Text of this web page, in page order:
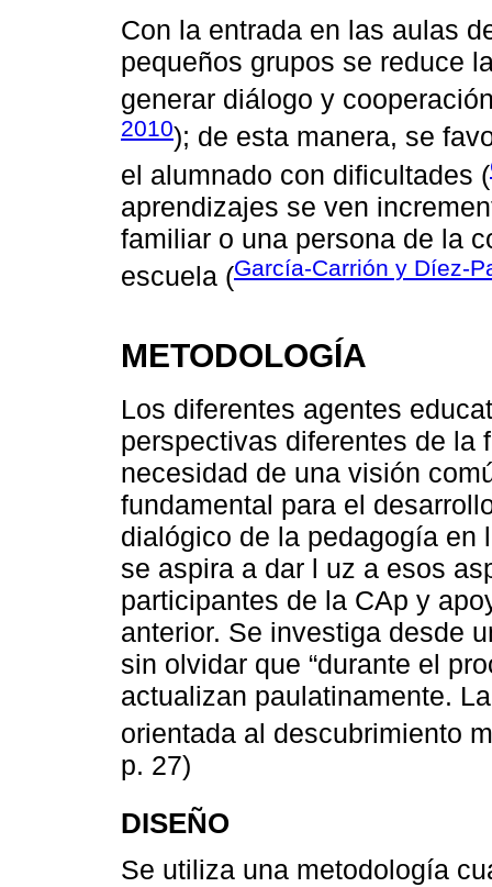
Con la entrada en las aulas
pequeños grupos se reduce
generar diálogo y
2010); de esta manera, se
el alumnado con dificultades (
aprendizajes se ven
familiar o una persona de la
escuela (García-Carrión y Díez-
METODOLOGÍA
Los diferentes agentes
perspectivas diferentes de la
necesidad de una visión
fundamental para el
dialógico de la pedagogía en
se aspira a dar l uz a esos
participantes de la CAp y
anterior. Se investiga desde
sin olvidar que “durante el
actualizan paulatinamente.
orientada al descubrimiento
p. 27)
DISEÑO
Se utiliza una metodología